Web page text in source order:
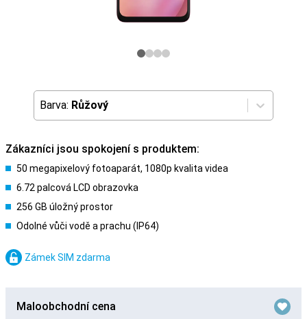
Barva: Růžový
Zákazníci jsou spokojení s produktem:
50 megapixelový fotoaparát, 1080p kvalita videa
6.72 palcová LCD obrazovka
256 GB úložný prostor
Odolné vůči vodě a prachu (IP64)
Zámek SIM zdarma
Maloobchodní cena